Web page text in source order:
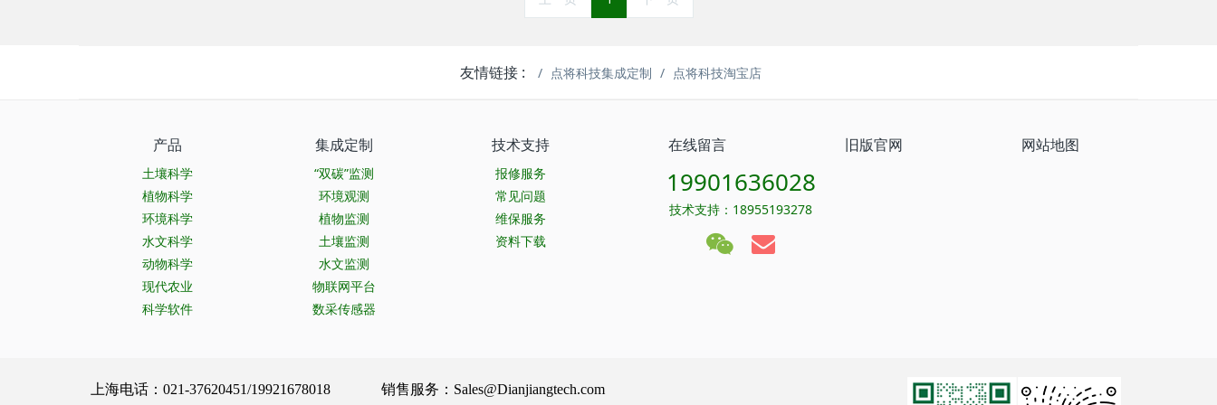
友情链接 : 点将科技集成定制 点将科技淘宝店
产品
土壤科学
植物科学
环境科学
水文科学
动物科学
现代农业
科学软件
集成定制
“双碳”监测
环境观测
植物监测
土壤监测
水文监测
物联网平台
数采传感器
技术支持
报修服务
常见问题
维保服务
资料下载
在线留言 旧版官网 网站地图
19901636028
技术支持：18955193278
上海电话：021-37620451/19921678018 销售服务：Sales@Dianjiangtech.com